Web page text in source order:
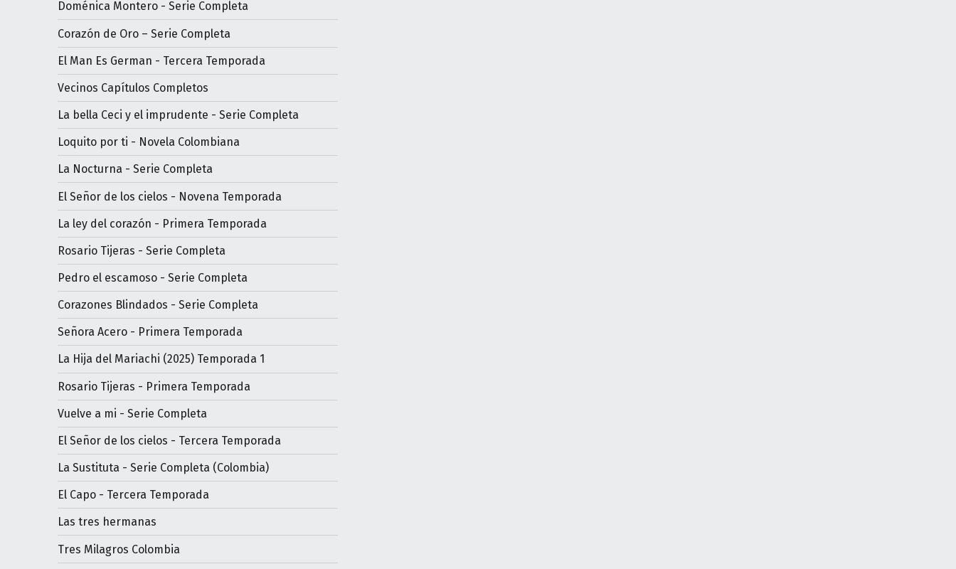
Doménica Montero - Serie Completa
Corazón de Oro – Serie Completa
El Man Es German - Tercera Temporada
Vecinos Capítulos Completos
La bella Ceci y el imprudente - Serie Completa
Loquito por ti - Novela Colombiana
La Nocturna - Serie Completa
El Señor de los cielos - Novena Temporada
La ley del corazón - Primera Temporada
Rosario Tijeras - Serie Completa
Pedro el escamoso - Serie Completa
Corazones Blindados - Serie Completa
Señora Acero - Primera Temporada
La Hija del Mariachi (2025) Temporada 1
Rosario Tijeras - Primera Temporada
Vuelve a mi - Serie Completa
El Señor de los cielos - Tercera Temporada
La Sustituta - Serie Completa (Colombia)
El Capo - Tercera Temporada
Las tres hermanas
Tres Milagros Colombia